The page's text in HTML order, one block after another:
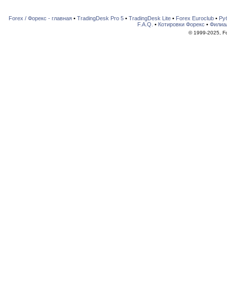
Forex / Форекс - главная• TradingDesk Pro 5• TradingDesk Lite• Forex Euroclub•
F.A.Q. • Котировки Форекс •
© 1999-2025,